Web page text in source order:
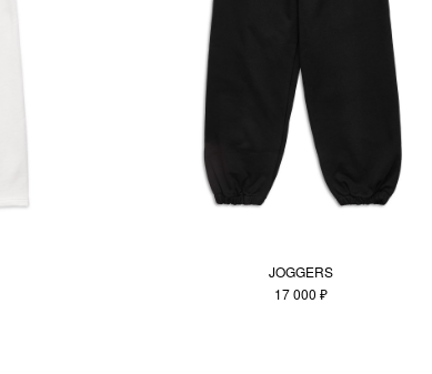
JOGGERS
17 000 ₽